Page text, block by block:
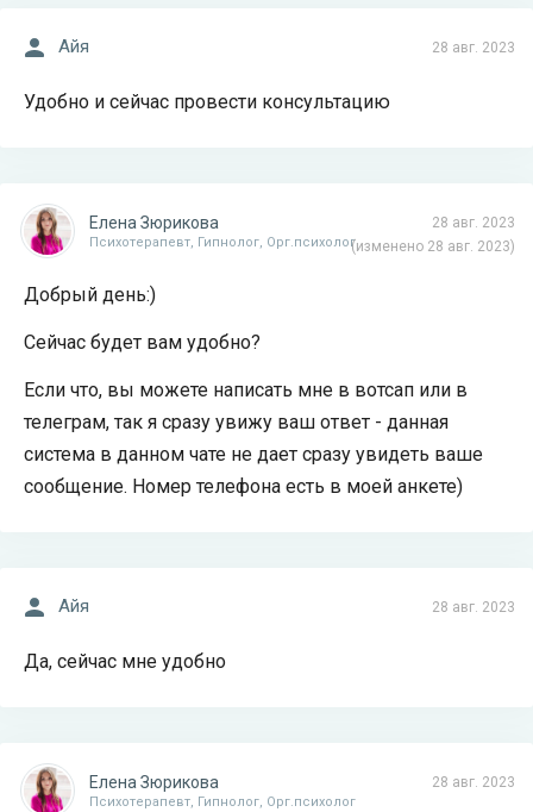
28 авг. 2023
Айя
Удобно и сейчас провести консультацию
28 авг. 2023
(изменено 28 авг. 2023)
Елена Зюрикова
Психотерапевт, Гипнолог, Орг.психолог
Добрый день:)
Сейчас будет вам удобно?
Если что, вы можете написать мне в вотсап или в
телеграм, так я сразу увижу ваш ответ - данная
система в данном чате не дает сразу увидеть ваше
сообщение. Номер телефона есть в моей анкете)
28 авг. 2023
Айя
Да, сейчас мне удобно
28 авг. 2023
Елена Зюрикова
Психотерапевт, Гипнолог, Орг.психолог